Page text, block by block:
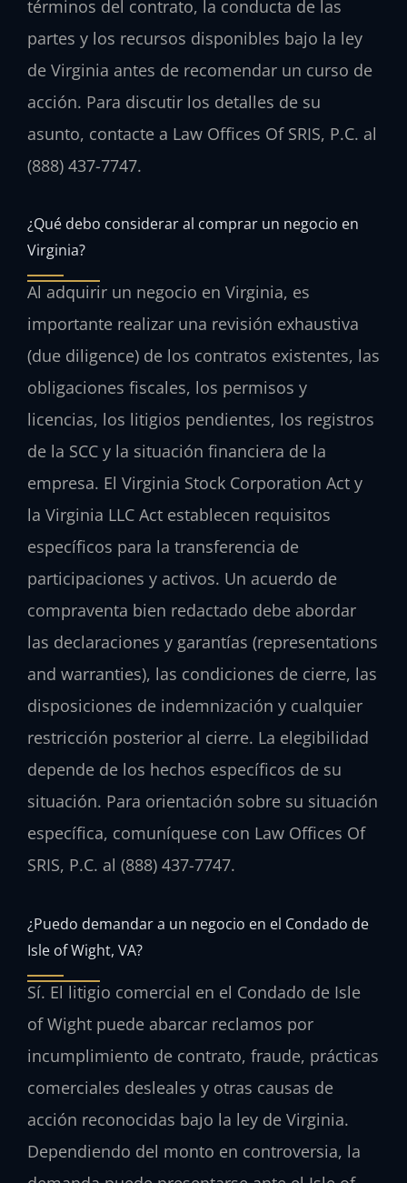
términos del contrato, la conducta de las
partes y los recursos disponibles bajo la ley
de Virginia antes de recomendar un curso de
acción. Para discutir los detalles de su
asunto, contacte a Law Offices Of SRIS, P.C. al
(888) 437-7747.
¿Qué debo considerar al comprar un negocio en
Virginia?
Al adquirir un negocio en Virginia, es
importante realizar una revisión exhaustiva
(due diligence) de los contratos existentes, las
obligaciones fiscales, los permisos y
licencias, los litigios pendientes, los registros
de la SCC y la situación financiera de la
empresa. El Virginia Stock Corporation Act y
la Virginia LLC Act establecen requisitos
específicos para la transferencia de
participaciones y activos. Un acuerdo de
compraventa bien redactado debe abordar
las declaraciones y garantías (representations
and warranties), las condiciones de cierre, las
disposiciones de indemnización y cualquier
restricción posterior al cierre. La elegibilidad
depende de los hechos específicos de su
situación. Para orientación sobre su situación
específica, comuníquese con Law Offices Of
SRIS, P.C. al (888) 437-7747.
¿Puedo demandar a un negocio en el Condado de
Isle of Wight, VA?
Sí. El litigio comercial en el Condado de Isle
of Wight puede abarcar reclamos por
incumplimiento de contrato, fraude, prácticas
comerciales desleales y otras causas de
acción reconocidas bajo la ley de Virginia.
Dependiendo del monto en controversia, la